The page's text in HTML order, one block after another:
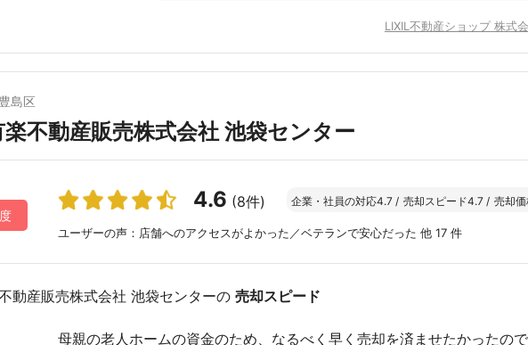
LIXIL不動産ショップ 株式
島区
楽不動産販売株式会社 池袋センター
4.6 (8件) 企業・社員の対応4.7 / 売却スピード4.7 / 売却
ユーザーの声：店舗へのアクセスがよかった／ベテランで安心だった 他 17 件
動産販売株式会社 池袋センターの 売却スピード
母親の老人ホームの資金のため、なるべく早く売却を済ませたかったの